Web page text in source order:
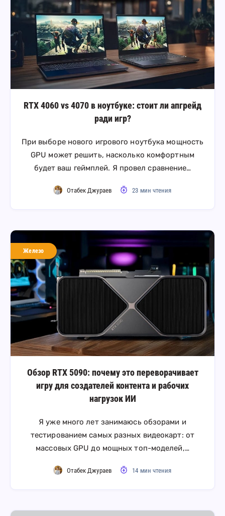
RTX 4060 vs 4070 в ноутбуке: стоит ли апгрейд
ради игр?
При выборе нового игрового ноутбука мощность
GPU может решить, насколько комфортным
будет ваш геймплей. Я провел сравнение…
Отабек Джураев 23 мин чтения
Железо
Обзор RTX 5090: почему это переворачивает
игру для создателей контента и рабочих
нагрузок ИИ
Я уже много лет занимаюсь обзорами и
тестированием самых разных видеокарт: от
массовых GPU до мощных топ-моделей,…
Отабек Джураев 14 мин чтения